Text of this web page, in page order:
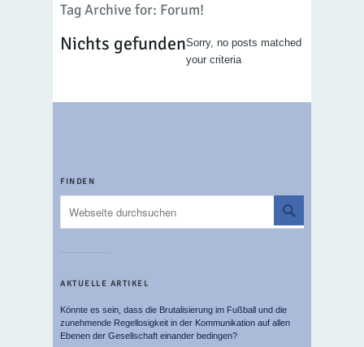
Tag Archive for: Forum!
Nichts gefundenSorry, no posts matched
your criteria
FINDEN
AKTUELLE ARTIKEL
Könnte es sein, dass die Brutalisierung im Fußball und die
zunehmende Regellosigkeit in der Kommunikation auf allen
Ebenen der Gesellschaft einander bedingen?